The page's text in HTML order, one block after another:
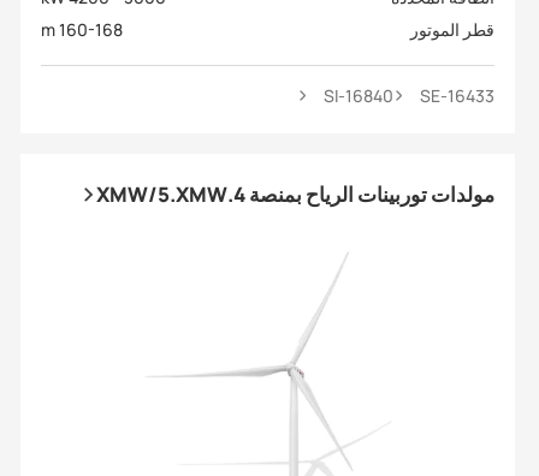
قطر الموتور
160-168 m
SE-16433
SI-16840
مولدات توربينات الرياح بمنصة 4.XMW/5.XMW